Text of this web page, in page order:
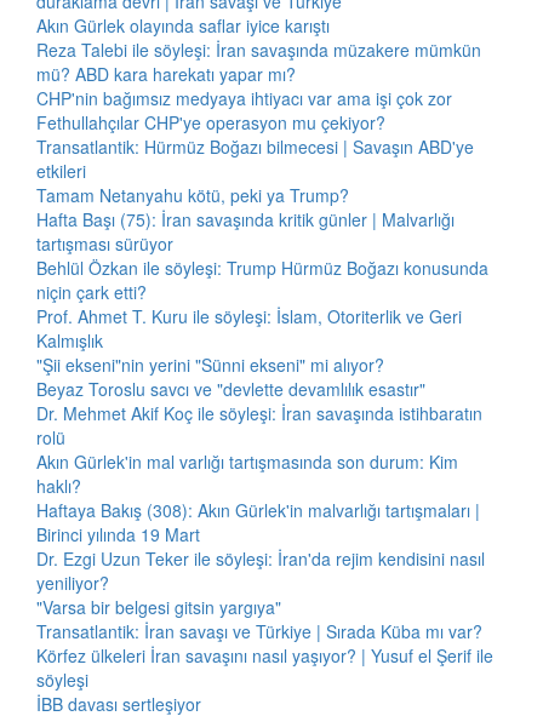
Akın Gürlek olayında saflar iyice karıştı
Reza Talebi ile söyleşi: İran savaşında müzakere mümkün
mü? ABD kara harekatı yapar mı?
CHP'nin bağımsız medyaya ihtiyacı var ama işi çok zor
Fethullahçılar CHP'ye operasyon mu çekiyor?
Transatlantik: Hürmüz Boğazı bilmecesi | Savaşın ABD'ye
etkileri
Tamam Netanyahu kötü, peki ya Trump?
Hafta Başı (75): İran savaşında kritik günler | Malvarlığı
tartışması sürüyor
Behlül Özkan ile söyleşi: Trump Hürmüz Boğazı konusunda
niçin çark etti?
Prof. Ahmet T. Kuru ile söyleşi: İslam, Otoriterlik ve Geri
Kalmışlık
"Şii ekseni"nin yerini "Sünni ekseni" mi alıyor?
Beyaz Toroslu savcı ve "devlette devamlılık esastır"
Dr. Mehmet Akif Koç ile söyleşi: İran savaşında istihbaratın
rolü
Akın Gürlek'in mal varlığı tartışmasında son durum: Kim
haklı?
Haftaya Bakış (308): Akın Gürlek'in malvarlığı tartışmaları |
Birinci yılında 19 Mart
Dr. Ezgi Uzun Teker ile söyleşi: İran'da rejim kendisini nasıl
yeniliyor?
"Varsa bir belgesi gitsin yargıya"
Transatlantik: İran savaşı ve Türkiye | Sırada Küba mı var?
Körfez ülkeleri İran savaşını nasıl yaşıyor? | Yusuf el Şerif ile
söyleşi
İBB davası sertleşiyor